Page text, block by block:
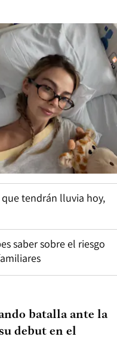
que tendrán lluvia hoy,
saber sobre el riesgo
batalla ante la
debut en el